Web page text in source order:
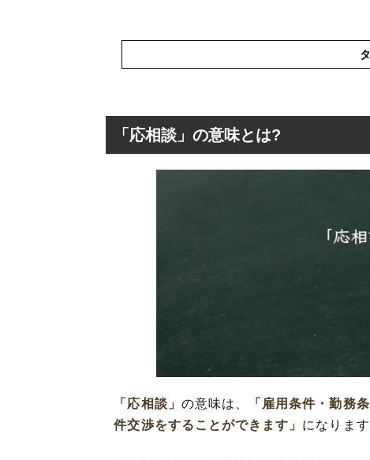
「応相談」の読み方
「応相談」と「要相
「応相談」を使っ
「応相談」の類語
「応相談」の意味とは?
「応相談」 の意味は、 「雇用条件・勤務
件交渉をすることができます」 になります